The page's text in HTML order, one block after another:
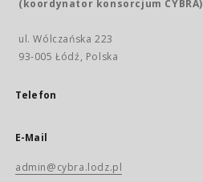
(koordynator konsorcjum CYBRA)
ul. Wólczańska 223
93-005 Łódź, Polska
Telefon
E-Mail
admin@cybra.lodz.pl